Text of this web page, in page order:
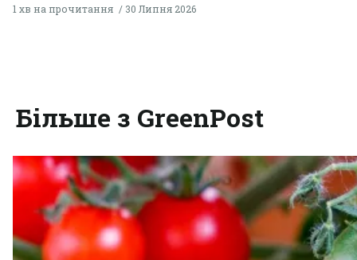
1 хв на прочитання 30 Липня 2026
Більше з GreenPost